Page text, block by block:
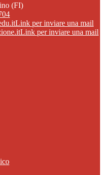
(FI)
Link per inviare una mail
Link per inviare una mail